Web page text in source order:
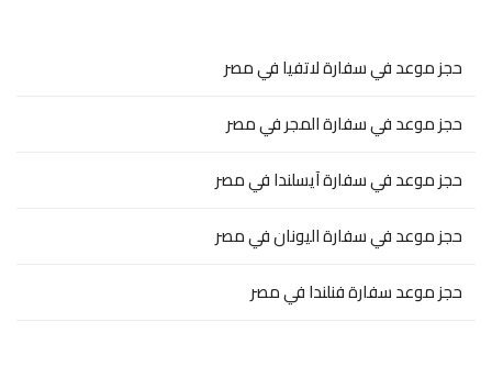
حجز موعد في سفارة لاتفيا في مصر
حجز موعد في سفارة المجر في مصر
حجز موعد في سفارة آيسلندا في مصر
حجز موعد في سفارة اليونان في مصر
حجز موعد سفارة فنلندا في مصر